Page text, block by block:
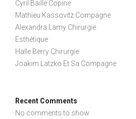
Cyril Baille Copine
Mathieu Kassovitz Compagne
Alexandra Lamy Chirurgie
Esthétique
Halle Berry Chirurgie
Joakim Latzko Et Sa Compagne
Recent Comments
No comments to show.